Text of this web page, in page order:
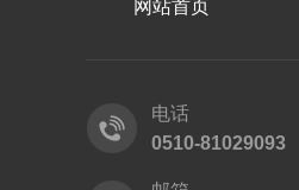
网站首页
电话
0510-81029093